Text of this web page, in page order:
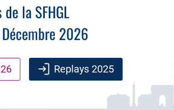
la SFHGL
2026
Replays 2025